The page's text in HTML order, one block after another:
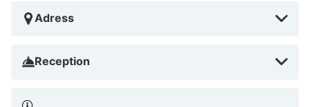
Adress
Reception